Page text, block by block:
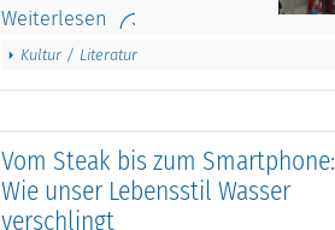
Weiterlesen
Kultur / Literatur
Vom Steak bis zum Smartphone:
Wie unser Lebensstil Wasser
verschlingt